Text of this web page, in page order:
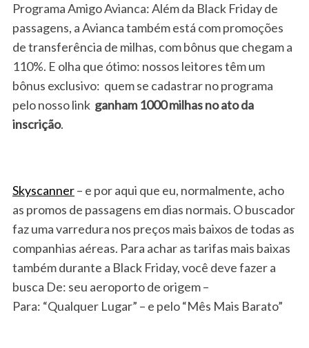
Programa Amigo Avianca: Além da Black Friday de
passagens, a Avianca também está com promoções
de transferência de milhas, com bônus que chegam a
110%. E olha que ótimo: nossos leitores têm um
bônus exclusivo: quem se cadastrar no programa
pelo nosso link ganham 1000 milhas no ato da
inscrição.
Skyscanner– e por aqui que eu, normalmente, acho
as promos de passagens em dias normais. O buscador
faz uma varredura nos preços mais baixos de todas as
companhias aéreas. Para achar as tarifas mais baixas
também durante a Black Friday, você deve fazer a
busca De: seu aeroporto de origem –
Para: “Qualquer Lugar” – e pelo “Mês Mais Barato”